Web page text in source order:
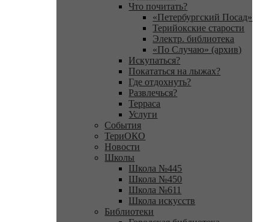
Что почитать?
«Петербургский Посад»
Терийокские старости
Электр. библиотека
«По Случаю» (архив)
Искупаться?
Покататься на лыжах?
Где отдохнуть?
Развлечься?
Терраса
Услуги
События
ТериОКО
Новости
Школы
Школа №445
Школа №450
Школа №611
Школа искусств
Библиотеки